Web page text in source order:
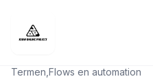
Termen Flows en automation